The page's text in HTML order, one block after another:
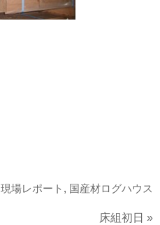
現場レポート , 国産材ログハウス
床組初日 »